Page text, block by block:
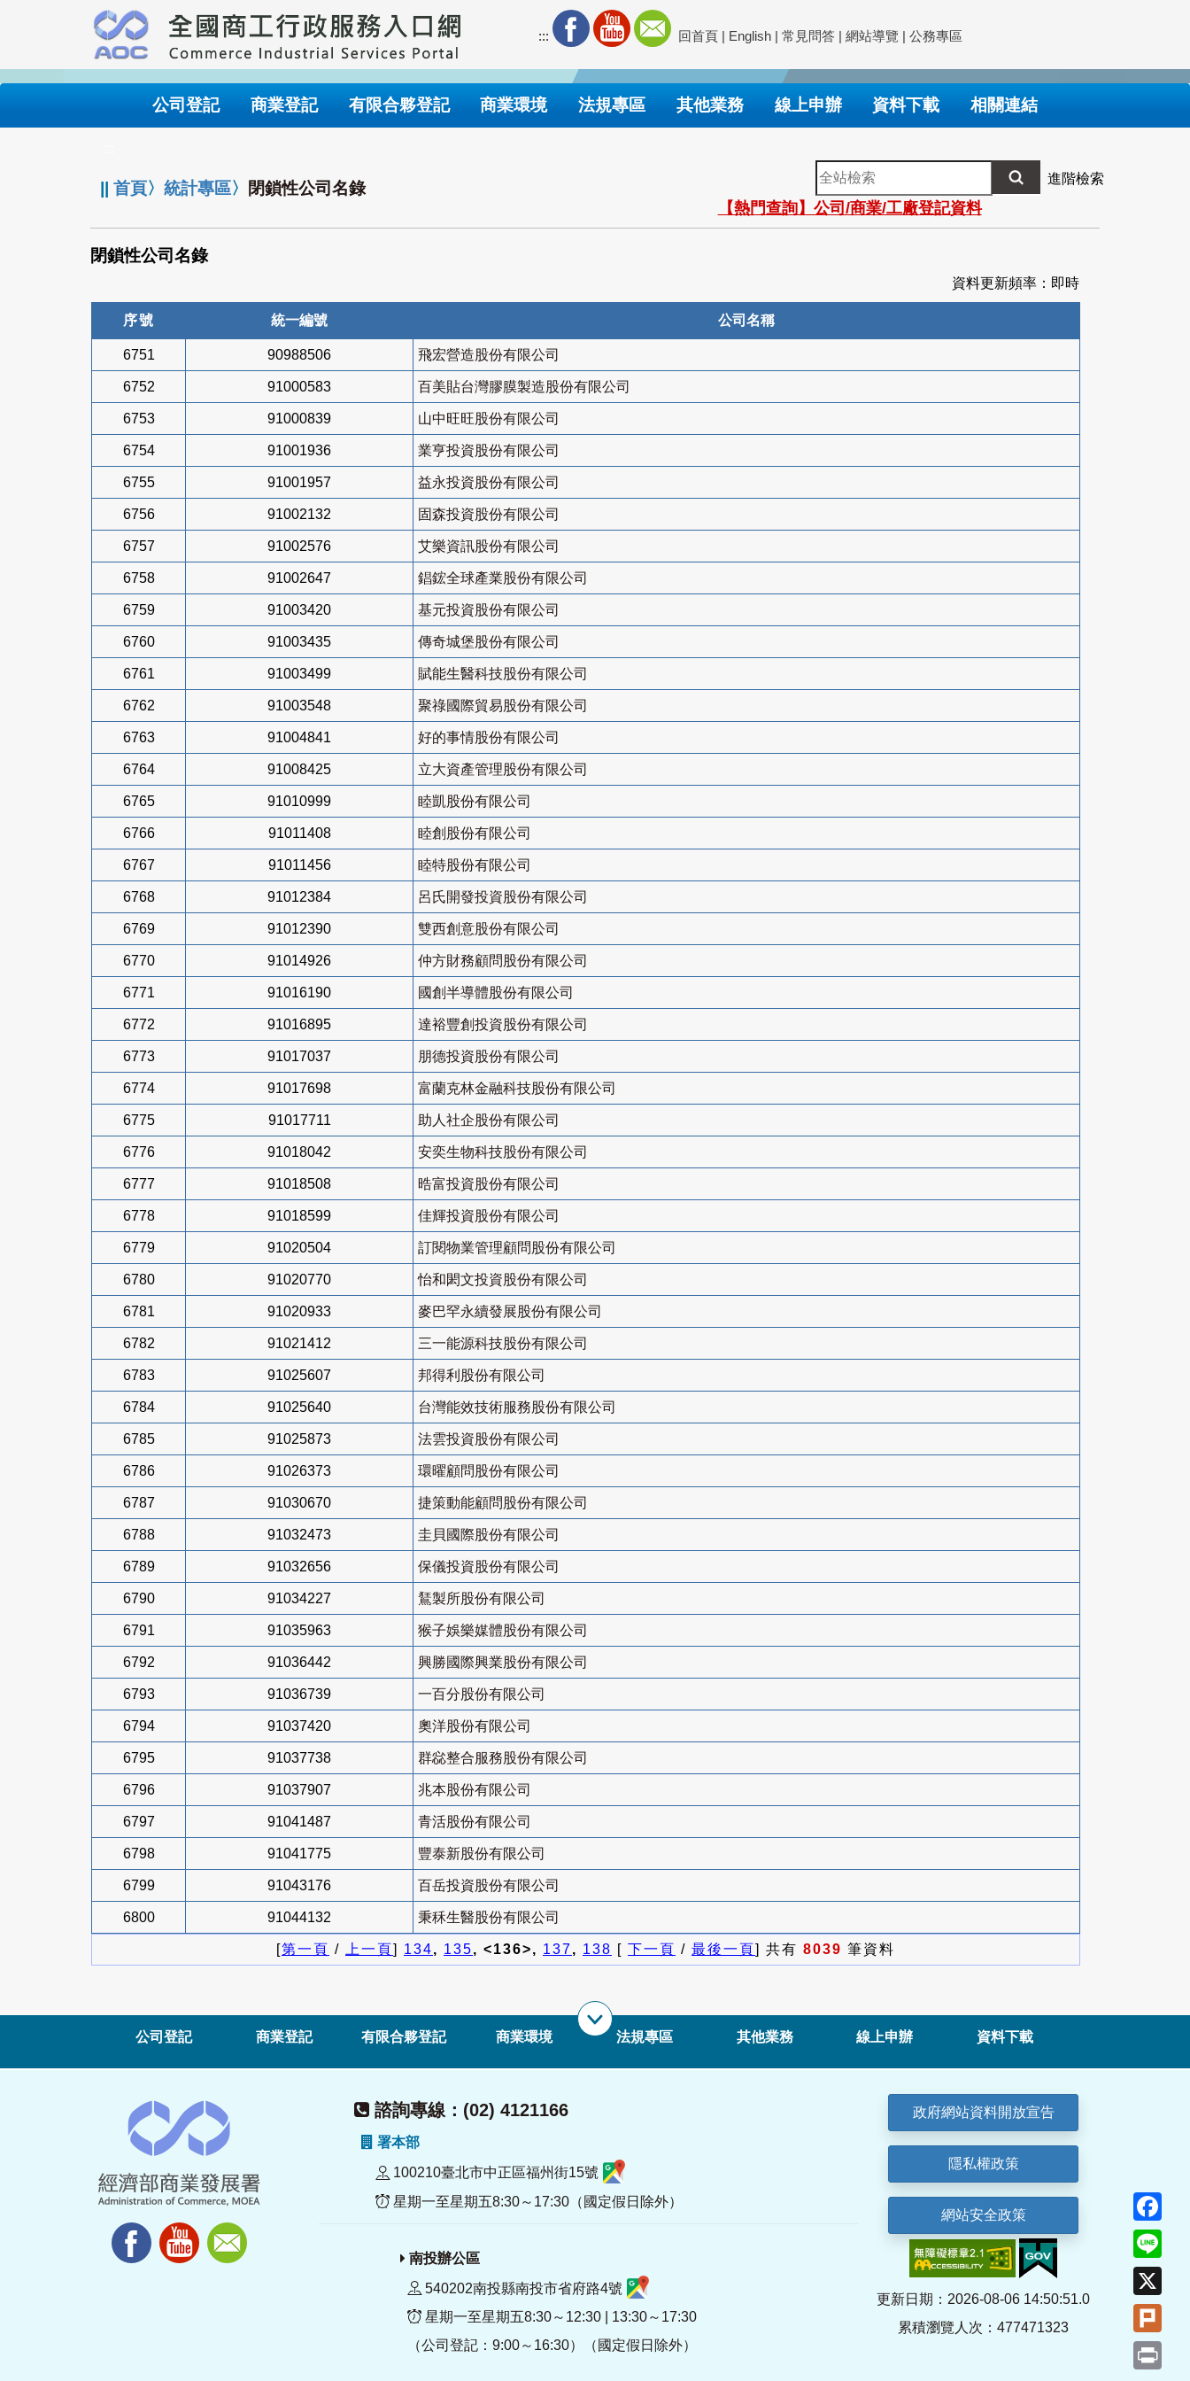
要
內
::: 回首頁 | English | 常見問答 | 網站導覽 | 公務專區
公司登記 商業登記 有限合夥登記 商業環境 法規專區 其他業務 線上申辦 資料下載 相關連結
||首頁〉統計專區〉 閉鎖性公司名錄
全
站
檢
索
進階檢索
【熱門查詢】公司/商業/工廠登記資料
閉鎖性公司名錄
資料更新頻率：即時
序號 統一編號 公司名稱
6751 90988506 飛宏營造股份有限公司
6752 91000583 百美貼台灣膠膜製造股份有限公司
6753 91000839 山中旺旺股份有限公司
6754 91001936 業亨投資股份有限公司
6755 91001957 益永投資股份有限公司
6756 91002132 固森投資股份有限公司
6757 91002576 艾樂資訊股份有限公司
6758 91002647 錩鋐全球產業股份有限公司
6759 91003420 基元投資股份有限公司
6760 91003435 傳奇城堡股份有限公司
6761 91003499 賦能生醫科技股份有限公司
6762 91003548 聚祿國際貿易股份有限公司
6763 91004841 好的事情股份有限公司
6764 91008425 立大資產管理股份有限公司
6765 91010999 睦凱股份有限公司
6766 91011408 睦創股份有限公司
6767 91011456 睦特股份有限公司
6768 91012384 呂氏開發投資股份有限公司
6769 91012390 雙西創意股份有限公司
6770 91014926 仲方財務顧問股份有限公司
6771 91016190 國創半導體股份有限公司
6772 91016895 達裕豐創投資股份有限公司
6773 91017037 朋德投資股份有限公司
6774 91017698 富蘭克林金融科技股份有限公司
6775 91017711 助人社企股份有限公司
6776 91018042 安奕生物科技股份有限公司
6777 91018508 晧富投資股份有限公司
6778 91018599 佳輝投資股份有限公司
6779 91020504 訂閱物業管理顧問股份有限公司
6780 91020770 怡和閎文投資股份有限公司
6781 91020933 麥巴罕永續發展股份有限公司
6782 91021412 三一能源科技股份有限公司
6783 91025607 邦得利股份有限公司
6784 91025640 台灣能效技術服務股份有限公司
6785 91025873 法雲投資股份有限公司
6786 91026373 環曜顧問股份有限公司
6787 91030670 捷策動能顧問股份有限公司
6788 91032473 圭貝國際股份有限公司
6789 91032656 保儀投資股份有限公司
6790 91034227 鵟製所股份有限公司
6791 91035963 猴子娛樂媒體股份有限公司
6792 91036442 興勝國際興業股份有限公司
6793 91036739 一百分股份有限公司
6794 91037420 奧洋股份有限公司
6795 91037738 群惢整合服務股份有限公司
6796 91037907 兆本股份有限公司
6797 91041487 青活股份有限公司
6798 91041775 豐泰新股份有限公司
6799 91043176 百岳投資股份有限公司
6800 91044132 秉秝生醫股份有限公司
[第一頁 / 上一頁] 134, 135, <136>, 137, 138 [ 下一頁 / 最後一頁] 共有 8039 筆資料
公司登記 商業登記 有限合夥登記 商業環境 法規專區 其他業務 線上申辦 資料下載
諮詢專線：(02) 4121166
署本部
100210臺北市中正區福州街15號
星期一至星期五8:30～17:30（國定假日除外）
南投辦公區
540202南投縣南投市省府路4號
星期一至星期五8:30～12:30 | 13:30～17:30
（公司登記：9:00～16:30）（國定假日除外）
政府網站資料開放宣告
隱私權政策
網站安全政策
更新日期：2026-08-06 14:50:51.0
累積瀏覽人次：477471323